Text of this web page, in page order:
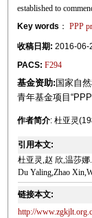
established to
Key words ： PPP
收稿日期: 2016-
PACS: F294
基金资助: 国家自
青年基金项目
作者简介: 杜亚灵
引用本文:
杜亚灵,赵 欣,温莎娜
Du Yaling,Zhao
链接本文:
http://